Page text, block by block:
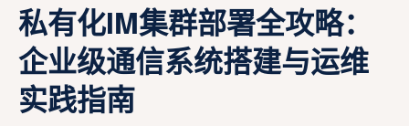
私有化IM集群部署全攻略：
企业级通信系统搭建与运维
实践指南